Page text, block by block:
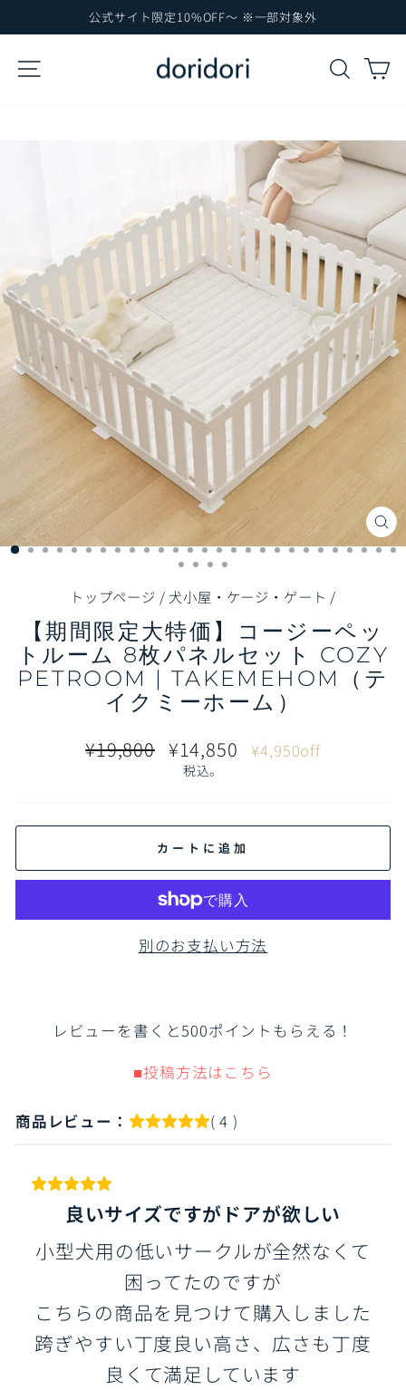
ン
ス
イ
ド
停
止
公式サイト限定10%OFF～ ※一部対象外
サイトナビゲーション 検索
閉
じ
トップページ / 犬小屋・ケージ・ゲート /
【期間限定大特価】コージーペッ
トルーム 8枚パネルセット COZY
PETROOM | TAKEMEHOM（テ
イクミーホーム）
通
¥19,800
販
売
¥14,850 ¥4,950off
税込。
カートに追加
別のお支払い方法
レビューを書くと500ポイントもらえる！
■投稿方法はこちら
商品レビュー： ( 4 )
良いサイズですがドアが欲しい
小型犬用の低いサークルが全然なくて
困ってたのですが
こちらの商品を見つけて購入しました
跨ぎやすい丁度良い高さ、広さも丁度
良くて満足しています